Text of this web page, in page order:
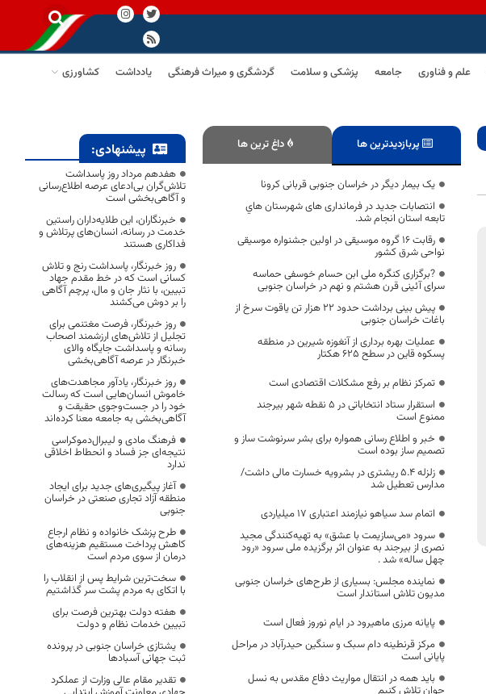
علم و فناوری جامعه پزشکی و سلامت گردشگری و میراث فرهنگی یادداشت
کشاورزی
پربازدیدترین ها داغ ترین ها
یک بیمار دیگر در خراسان جنوبی قربانی کرونا
انتصابات جدید در فرمانداری های شهرستان هاي
تابعه استان انجام شد.
رقابت ١٦ گروه موسیقی در اولین جشنواره موسیقی
نواحی شرق کشور
?برگزاری کنگره ملی ابن حسام خوسفی حماسه
سرای آئینی قرن هشتم و نهم در خراسان جنوبی
پیش بینی برداشت حدود ۲۲ هزار تن یاقوت سرخ از
باغات خراسان جنوبی
عملیات بهره برداری از آنغوزه شیرین در منطقه
پسکوه قاین در سطح 625 هکتار
تمرکز نظام بر رفع مشکلات اقتصادی است
استقرار ستاد انتخاباتی در ۵ نقطه شهر بیرجند
ممنوع است
خبر و اطلاع رسانی همواره برای بشر سرنوشت ساز و
تصمیم ساز بوده است
زلزله ۵.۴ ریشتری در بشرویه خسارت مالی داشت/
مدارس تعطیل شد
اتمام سد سیاهو نیازمند اعتباری 17 میلیاردی
سرود «می‌سازیمت با عشق» به تهیه‌کنندگی مجید
نصری از بیرجند به عنوان اثر برگزیده ملی سرود «رود
چهل ساله» شد .
نماینده مجلس: بسیاری از طرح‌های خراسان جنوبی
مدیون تلاش استاندار است
پایانه مرزی ماهیرود در ایام نوروز فعال است
مرکز قرنطینه دام سبک و سنگین حیدرآباد در مراحل
پایانی است
باید همه در انتقال مواریث دفاع مقدس به نسل
جوان تلاش کنیم
پیشنهادی:
هفدهم مرداد روز پاسداشت
تلاش‌گران بی‌ادعای عرصه اطلاع‌رسانی
و آگاهی‌بخشی است
خبرنگاران، این طلایه‌داران راستین
خدمت در رسانه، انسان‌های پرتلاش و
فداکاری هستند
روز خبرنگار، پاسداشت رنج و تلاش
کسانی است که در خط مقدم جهاد
تبیین، با نثار جان و مال، پرچم آگاهی
را بر دوش می‌کشند
روز خبرنگار، فرصت مغتنمی برای
تجلیل از تلاش‌های ارزشمند اصحاب
رسانه و پاسداشت جایگاه والای
خبرنگار در عرصه آگاهی‌بخشی
روز خبرنگار، یادآور مجاهدت‌های
خاموش انسان‌هایی است که رسالت
خود را در جست‌وجوی حقیقت و
آگاهی‌بخشی به جامعه معنا کرده‌اند
فرهنگ مادی و لیبرال‌دموکراسی
نتیجه‌ای جز فساد و انحطاط اخلاقی
ندارد
آغاز پیگیری‌های جدید برای ایجاد
منطقه آزاد تجاری صنعتی در خراسان
جنوبی
طرح پزشک خانواده و نظام ارجاع
کاهش پرداخت مستقیم هزینه‌های
درمان از سوی مردم است
سخت‌ترین شرایط پس از انقلاب را
با اتکای به مردم پشت سر گذاشتیم
هفته دولت بهترین فرصت برای
تبیین خدمات نظام و دولت
یشتازی خراسان جنوبی در پرونده
ثبت جهانی آسبادها
تقدیر مقام عالی وزارت از عملکرد